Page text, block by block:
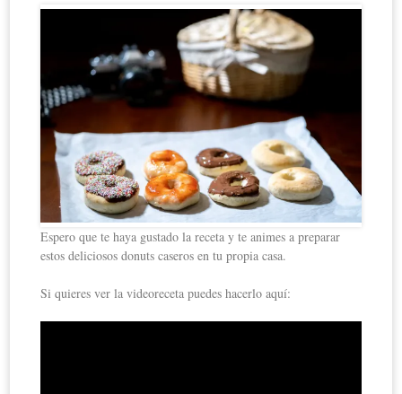
Espero que te haya gustado la receta y te animes a preparar
estos deliciosos donuts caseros en tu propia casa.
Si quieres ver la videoreceta puedes hacerlo aquí: